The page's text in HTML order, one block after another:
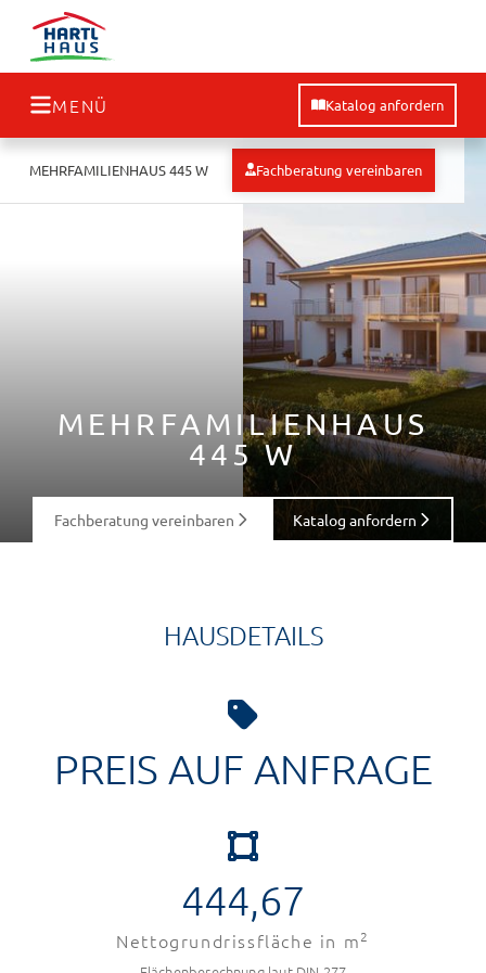
MENÜ Katalog anfordern
MEHRFAMILIENHAUS 445 W Fachberatung vereinbaren
MEHRFAMILIENHAUS
445 W
Fachberatung vereinbaren Katalog anfordern
HAUSDETAILS
PREIS AUF ANFRAGE
444,67
Nettogrundrissfläche in m2